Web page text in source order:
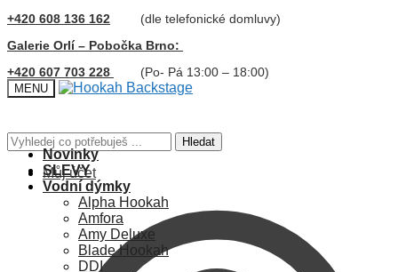
+420 608 136 162
(dle telefonické domluvy)
Galerie Orlí – Pobočka Brno:
+420 607 703 228
(Po- Pá 13:00 – 18:00)
MENU
Hledat: Hledat
Můj účet
Novinky
SLEVY
Vodní dýmky
Alpha Hookah
Amfora
Amy Deluxe
Blade Hookah
DDI